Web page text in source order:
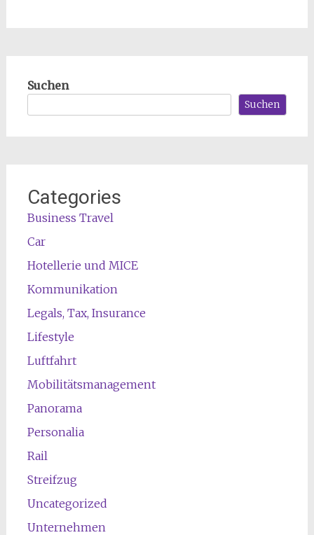
Suchen
Suchen
Categories
Business Travel
Car
Hotellerie und MICE
Kommunikation
Legals, Tax, Insurance
Lifestyle
Luftfahrt
Mobilitätsmanagement
Panorama
Personalia
Rail
Streifzug
Uncategorized
Unternehmen